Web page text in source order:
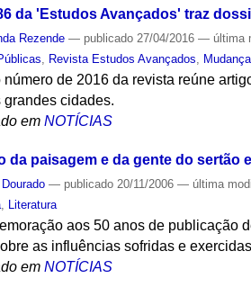
da 'Estudos Avançados' traz
Rezende — publicado 27/04/2016— última
Revista Estudos Avançados
número de 2016 da revista reúne
grandes cidades.
em NOTÍCIAS
da paisagem e da gente do sertão
— publicado 20/11/2006— última
Literatura
aos 50 anos de publicação
as influências sofridas e
em NOTÍCIAS